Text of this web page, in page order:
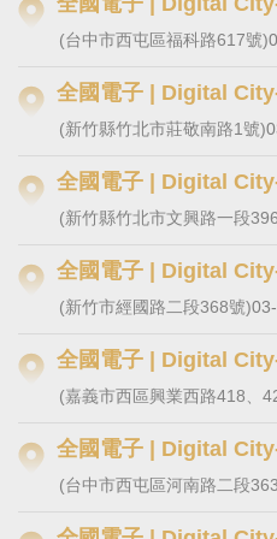
(台中市西屯區福科路617號)
全國電子 | Digital
(新竹縣竹北市莊敬南路1號)
全國電子 | Digital
(新竹縣竹北市文興路一段
全國電子 | Digital
(新竹市經國路二段368號)
全國電子 | Digital
(嘉義市西區興業西路418、
全國電子 | Digital
(台中市西屯區河南路二段